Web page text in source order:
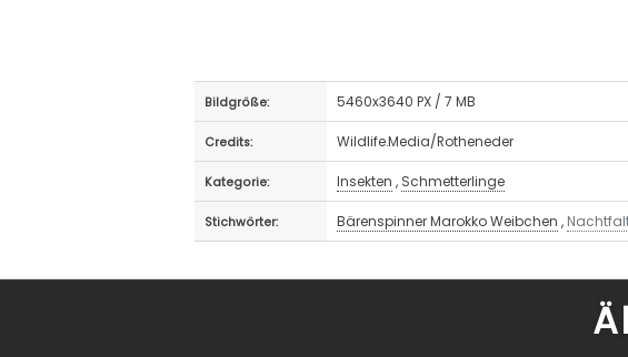
Bildgröße: 5460x3640 PX / 7 MB
Credits: Wildlife.Media/Rotheneder
Kategorie: Insekten , Schmetterlinge
Stichwörter: Bärenspinner Marokko Weibchen ,